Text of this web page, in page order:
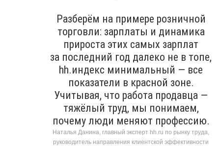
Разберём на примере розничной
торговли: зарплаты и динамика
прироста этих самых зарплат
за последний год далеко не в топе,
hh.индекс минимальный — все
показатели в красной зоне.
Учитывая, что работа продавца —
тяжёлый труд, мы понимаем,
почему люди меняют профессию.
Наталья Данина, главный эксперт hh.ru по рынку труда,
руководитель направления клиентской эффективности